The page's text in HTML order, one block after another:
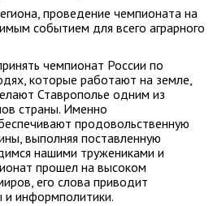
проведение чемпионата на
событием для всего аграрного
чемпионат России по
которые работают на земле,
Ставрополье одним из
страны. Именно
продовольственную
выполняя поставленную
нашими тружениками и
прошел на высоком
его слова приводит
и информполитики.